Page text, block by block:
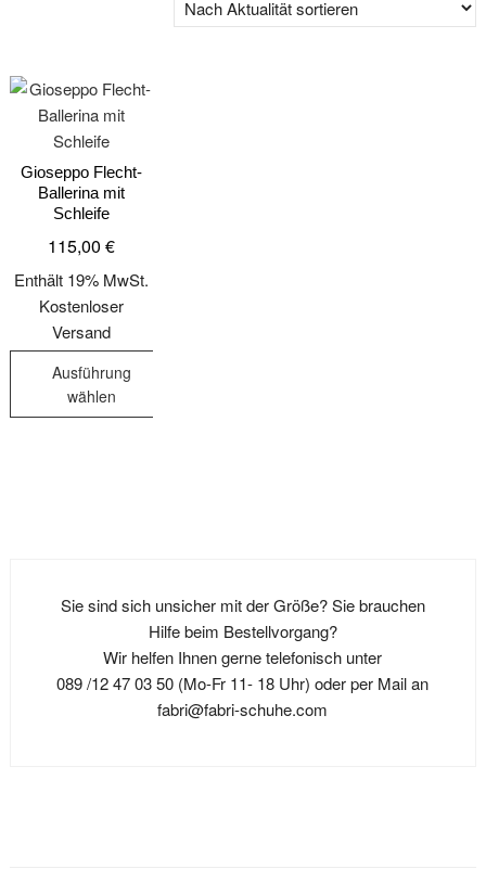
Gioseppo Flecht-
Ballerina mit
Schleife
115,00€
Enthält 19% MwSt.
Kostenloser
Versand
Ausführung
wählen
Optionen
der
Produktseite
Sie sind sich unsicher mit der Größe? Sie brauchen
Hilfe beim Bestellvorgang?
Wir helfen Ihnen gerne telefonisch unter
089 /12 47 03 50 (Mo-Fr 11- 18 Uhr) oder per Mail an
fabri@fabri-schuhe.com